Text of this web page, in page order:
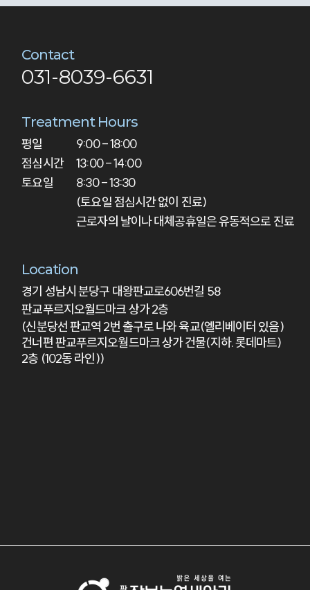
Contact
031-8039-6631
Treatment Hours
평일
점심시간
토요일
9:00 - 18:00
13:00 - 14:00
8:30 - 13:30
(토요일 점심시간 없이 진료)
근로자의 날이나 대체공휴일은 유동적으로 진료
Location
경기 성남시 분당구 대왕판교로606번길 58
판교푸르지오월드마크 상가 2층
(신분당선 판교역 2번 출구로 나와 육교(엘리베이터 있음)
건너편 판교푸르지오월드마크 상가 건물(지하. 롯데마트)
2층 (102동 라인))